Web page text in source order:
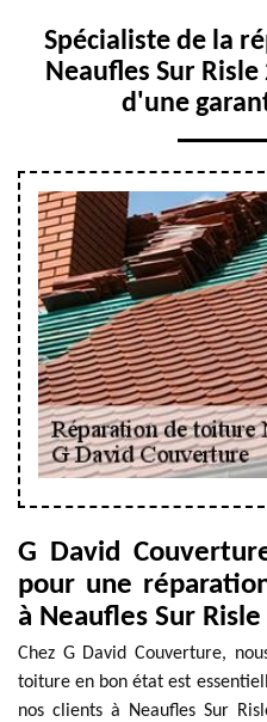
Spécialiste de la
Neaufles Sur
d'une
G David
pour une
à Neaufles Sur Risle
Chez G David Couverture,
toiture en bon état est
nos clients à Neaufles Sur